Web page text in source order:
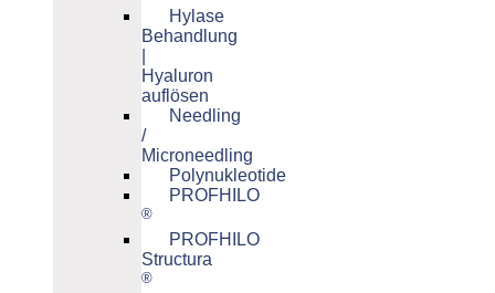
Hylase
Behandlung
Hyaluron
auflösen
Needling
/
Microneedling
Polynukleotide
PROFHILO
®
PROFHILO
Structura
®